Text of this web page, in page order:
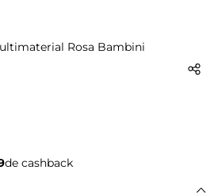
Rosa Bambini
de cashback